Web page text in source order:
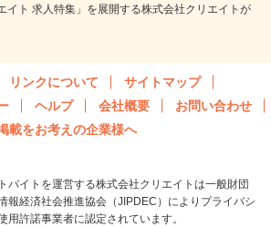
イト 求人特集」を展開する株式会社クリエイトが
リンクについて
サイトマップ
ヘルプ 会社概要
お問い合わせ
載をお考えの企業様へ
バイトを運営する株式会社クリエイトは一般財団
報経済社会推進協会（JIPDEC）によりプライバシ
用許諾事業者に認定されています。